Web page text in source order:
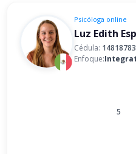
Psicóloga online
Cédula: 14818783
Enfoque:
5